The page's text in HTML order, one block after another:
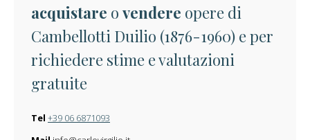
acquistare o vendere opere di
Cambellotti Duilio (1876-1960) e per
richiedere stime e valutazioni
gratuite
Tel +39 06 6871093